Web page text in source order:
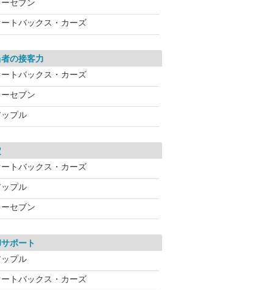
ーセブン
ートバックス・カーズ
の接客力
ートバックス・カーズ
ーセブン
ップル
ートバックス・カーズ
ップル
ーセブン
ポート
ップル
ートバックス・カーズ